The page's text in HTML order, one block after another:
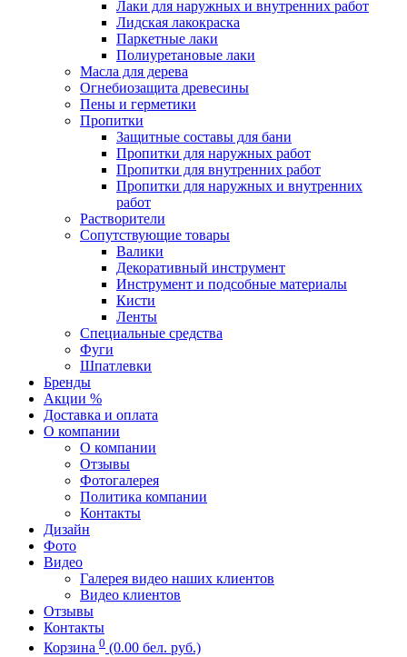
Лаки для наружных и внутренних работ
Лидская лакокраска
Паркетные лаки
Полиуретановые лаки
Масла для дерева
Огнебиозащита древесины
Пены и герметики
Пропитки
Защитные составы для бани
Пропитки для наружных работ
Пропитки для внутренних работ
Пропитки для наружных и внутренних
работ
Растворители
Сопутствующие товары
Валики
Декоративный инструмент
Инструмент и подсобные материалы
Кисти
Ленты
Специальные средства
Фуги
Шпатлевки
Бренды
Акции %
Доставка и оплата
О компании
О компании
Отзывы
Фотогалерея
Политика компании
Контакты
Дизайн
Фото
Видео
Галерея видео наших клиентов
Видео клиентов
Отзывы
Контакты
Корзина 0 (0.00 бел. руб.)